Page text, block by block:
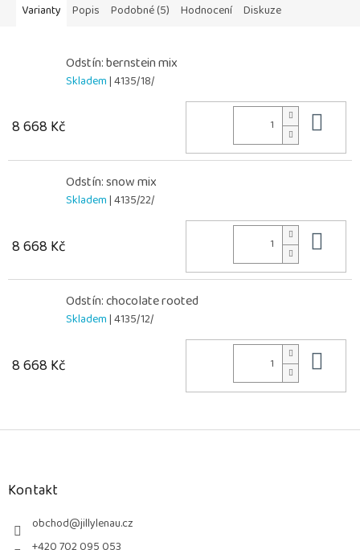
Varianty Popis Podobné (5) Hodnocení Diskuze
Odstín: bernstein mix
Skladem| 4135/18/
8 668 Kč
Odstín: snow mix
Skladem| 4135/22/
8 668 Kč
Odstín: chocolate rooted
Skladem| 4135/12/
8 668 Kč
Z
Kontakt
obchod@jillylenau.cz